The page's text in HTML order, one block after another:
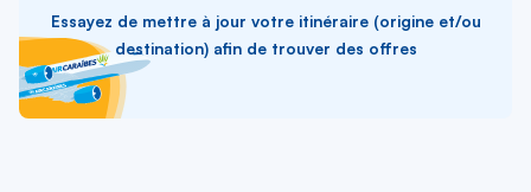
Essayez de mettre à jour votre itinéraire (origine et/ou
destination) afin de trouver des offres